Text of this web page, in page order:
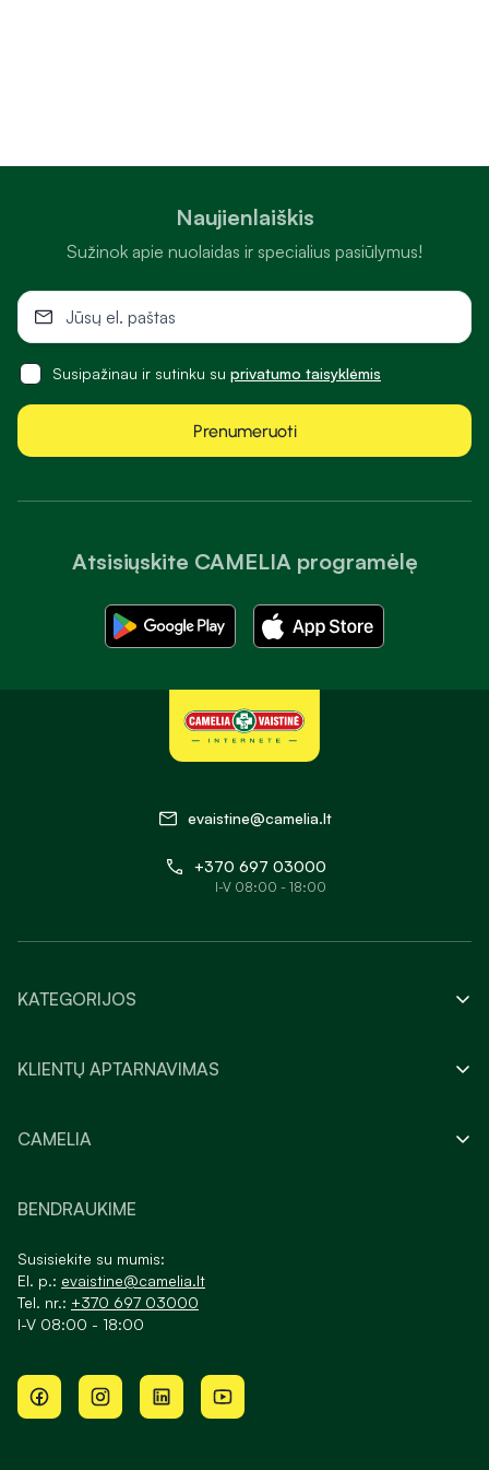
Atsisiųskite CAMELIA programėlę
Naujienlaiškis
Sužinok apie nuolaidas ir specialius pasiūlymus!
Susipažinau ir sutinku su privatumo taisyklėmis
Prenumeruoti
evaistine@camelia.lt
+370 697 03000
I-V 08:00 - 18:00
KATEGORIJOS
KLIENTŲ APTARNAVIMAS
CAMELIA
BENDRAUKIME
Susisiekite su mumis:
El. p.: evaistine@camelia.lt
Tel. nr.: +370 697 03000
I-V 08:00 - 18:00